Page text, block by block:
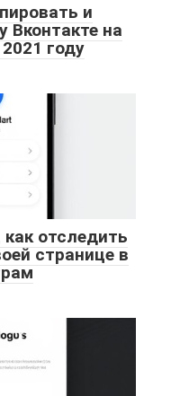
и
Вконтакте на
году
как отследить
странице в